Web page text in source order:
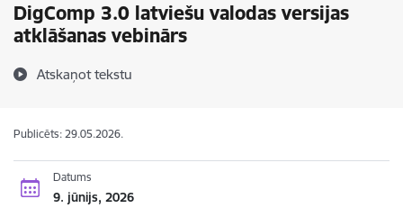
DigComp 3.0 latviešu valodas versijas
atklāšanas vebinārs
Atskaņot tekstu
Publicēts: 29.05.2026.
Datums
9. jūnijs, 2026